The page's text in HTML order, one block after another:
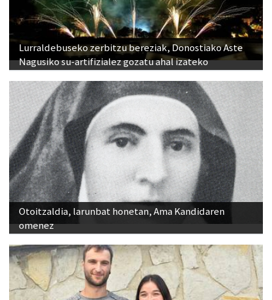
Lurraldebuseko zerbitzu bereziak, Donostiako Aste
Nagusiko su-artifizialez gozatu ahal izateko
Otoitzaldia, larunbat honetan, Ama Kandidaren
omenez